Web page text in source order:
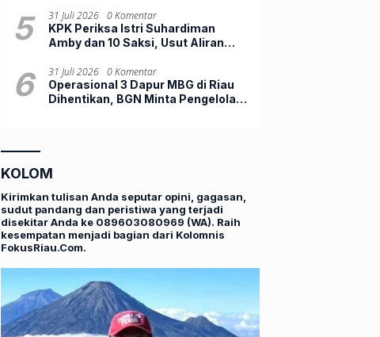
Perdana Dunia
5 31 Juli 2026
0 Komentar
KPK Periksa Istri Suhardiman
Amby dan 10 Saksi, Usut Aliran
6 31 Juli 2026
0 Komentar
Operasional 3 Dapur MBG di Riau
Dihentikan, BGN Minta Pengelola
KOLOM
Kirimkan tulisan Anda seputar opini, gagasan,
sudut pandang dan peristiwa yang terjadi
disekitar Anda ke 089603080969 (WA). Raih
kesempatan menjadi bagian dari Kolomnis
FokusRiau.Com.